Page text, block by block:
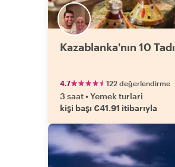
Kazablanka'nın 10 Tadı
4.7 122 değerlendirme
3 saat•Yemek turlari
kişi başı €41.91 itibarıyla